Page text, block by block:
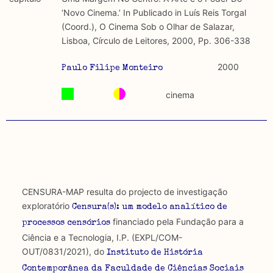
académicos.
Limitações
produzidos até 2022, contudo não foi possível ter acesso
discurso e uso da liberdade de expressão. Trata-se de
uma censura que é omnipresente, dado que é
constitutiva do próprio acto de fala.
abordagens.
Tipo investigação realizada
Os resultados obtidos podem ser exportados em formato
.csv para importação em programas de folha de cálculo
‘Novo Cinema.’ In Publicado in Luís Reis Torgal
(Coord.), O Cinema Sob o Olhar de Salazar,
Lisboa, Círculo de Leitores, 2000, Pp. 306-338
Paulo Filipe Monteiro 2000
cinema
CENSURA-MAP resulta do projecto de investigação
exploratório Censura(s): um modelo analítico de
processos censóriosfinanciado pela Fundação para a
Ciência e a Tecnologia, I.P. (EXPL/COM-
OUT/0831/2021), do Instituto de História
Contemporânea da Faculdade de Ciências Sociais